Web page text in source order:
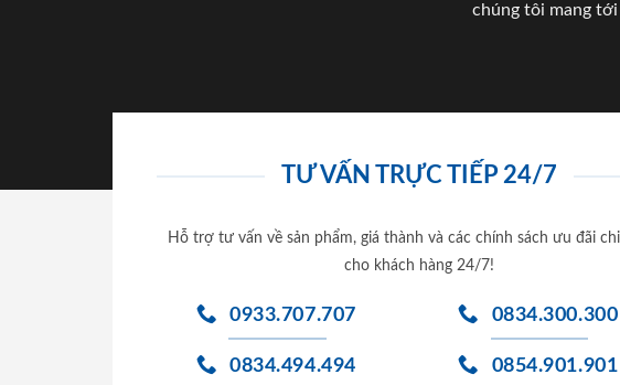
chúng tôi mang
TƯ VẤN TRỰC TIẾP 24/7
Hỗ trợ tư vấn về sản phẩm, giá thành và các chính sách ưu đãi
cho khách hàng 24/7!
0933.707.707
0834.494.494
0834.300.300
0854.901.901